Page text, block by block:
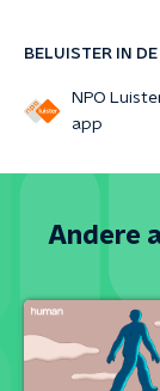
BELUISTER IN DE
NPO
app
Andere